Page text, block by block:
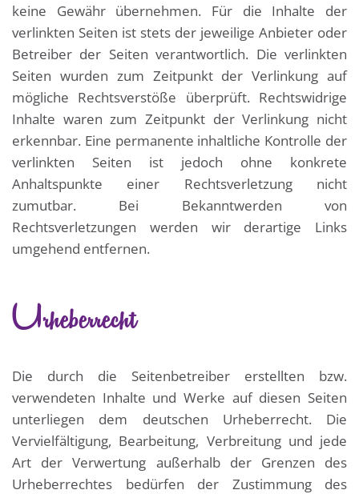
keine Gewähr übernehmen. Für die Inhalte der
verlinkten Seiten ist stets der jeweilige Anbieter oder
Betreiber der Seiten verantwortlich. Die verlinkten
Seiten wurden zum Zeitpunkt der Verlinkung auf
mögliche Rechtsverstöße überprüft. Rechtswidrige
Inhalte waren zum Zeitpunkt der Verlinkung nicht
erkennbar. Eine permanente inhaltliche Kontrolle der
verlinkten Seiten ist jedoch ohne konkrete
Anhaltspunkte einer Rechtsverletzung nicht
zumutbar. Bei Bekanntwerden von
Rechtsverletzungen werden wir derartige Links
umgehend entfernen.
Urheberrecht
Die durch die Seitenbetreiber erstellten bzw.
verwendeten Inhalte und Werke auf diesen Seiten
unterliegen dem deutschen Urheberrecht. Die
Vervielfältigung, Bearbeitung, Verbreitung und jede
Art der Verwertung außerhalb der Grenzen des
Urheberrechtes bedürfen der Zustimmung des